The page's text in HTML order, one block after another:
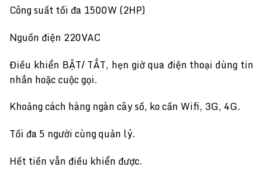
Công suất tối đa 1500W (2HP)
Nguồn điện 220VAC
Điều khiển BẬT/ TẮT, hẹn giờ qua điện thoại dùng tin
nhắn hoặc cuộc gọi.
Khoảng cách hàng ngàn cây số, ko cần Wifi, 3G, 4G.
Tối đa 5 người cùng quản lý.
Hết tiền vẫn điều khiển được.